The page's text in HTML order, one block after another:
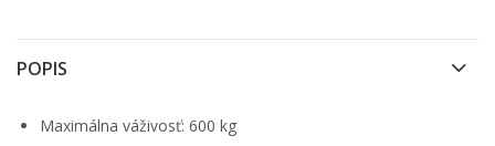
POPIS
Maximálna váživosť: 600 kg